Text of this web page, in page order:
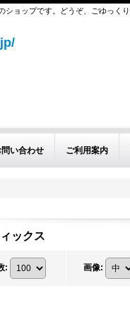
ョップです。どうぞ、ごゆっく
問い合わせ ご利用案内
ックス
: 画像: